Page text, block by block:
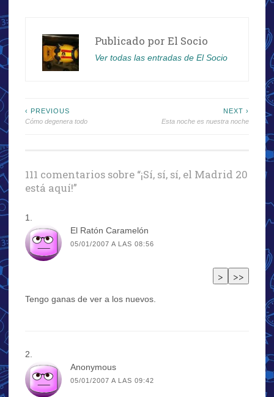
Publicado por El Socio
Ver todas las entradas de El Socio
Navegación
‹ PREVIOUS
Cómo degenera todo
NEXT ›
Esta noche es nuestra noche
111 comentarios sobre “¡Sí, sí, sí, el Madrid 20
está aquí!”
El Ratón Caramelón
05/01/2007 A LAS 08:56
Tengo ganas de ver a los nuevos.
Anonymous
05/01/2007 A LAS 09:42